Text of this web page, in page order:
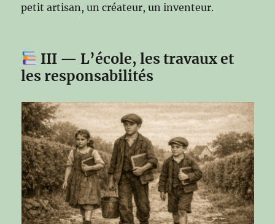
petit artisan, un créateur, un inventeur.
III — L’école, les travaux et
les responsabilités